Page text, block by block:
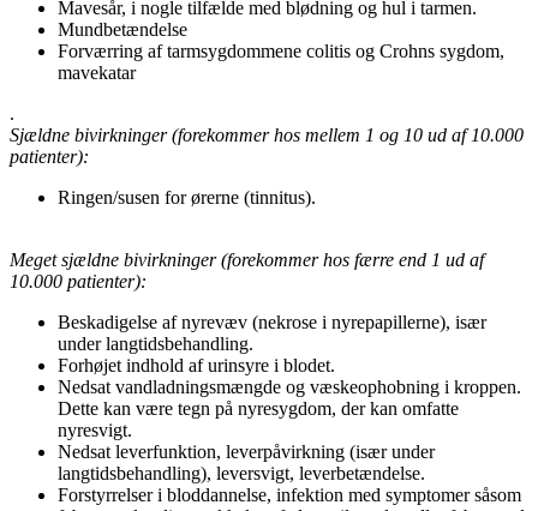
Mavesår, i nogle tilfælde med blødning og hul i tarmen.
Mundbetændelse
Forværring af tarmsygdommene colitis og Crohns sygdom,
mavekatar
.
Sjældne bivirkninger (forekommer hos mellem 1 og 10 ud af 10.000
patienter):
Ringen/susen for ørerne (tinnitus).
Meget sjældne bivirkninger (forekommer hos færre end 1 ud af
10.000 patienter):
Beskadigelse af nyrevæv (nekrose i nyrepapillerne), især
under langtidsbehandling.
Forhøjet indhold af urinsyre i blodet.
Nedsat vandladningsmængde og væskeophobning i kroppen.
Dette kan være tegn på nyresygdom, der kan omfatte
nyresvigt.
Nedsat leverfunktion, leverpåvirkning (især under
langtidsbehandling), leversvigt, leverbetændelse.
Forstyrrelser i bloddannelse, infektion med symptomer såsom